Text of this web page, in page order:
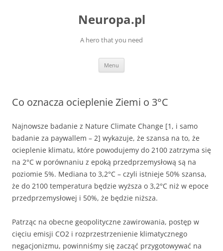
Neuropa.pl
A hero that you need
Menu
Co oznacza ocieplenie Ziemi o 3°C
Najnowsze badanie z Nature Climate Change [1, i samo
badanie za paywallem – 2] wykazuje, że szansa na to, że
ocieplenie klimatu, które powodujemy do 2100 zatrzyma się
na 2°C w porównaniu z epoką przedprzemysłową są na
poziomie 5%. Mediana to 3,2°C – czyli istnieje 50% szansa,
że do 2100 temperatura będzie wyższa o 3,2°C niż w epoce
przedprzemysłowej i 50%, że będzie niższa.
Patrząc na obecne geopolityczne zawirowania, postęp w
cięciu emisji CO2 i rozprzestrzenienie klimatycznego
negacjonizmu, powinniśmy się zacząć przygotowywać na